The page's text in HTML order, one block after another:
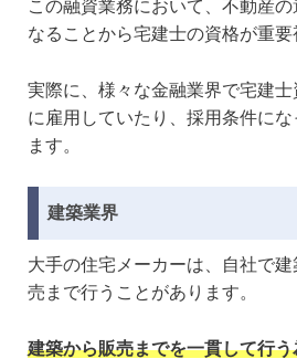
この融資業務において、不動産
なることから宅建士の資格が重要
実際に、様々な金融業界で宅建
に雇用していたり、採用条件にな
ます。
建築業界
大手の住宅メーカーは、自社で
売まで行うことがあります。
建築から販売までを一貫して行う